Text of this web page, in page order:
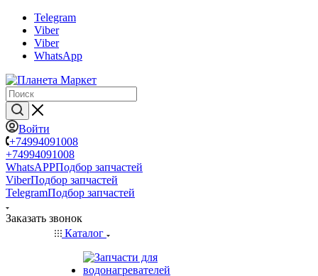
Telegram
Viber
Viber
WhatsApp
Войти
+74994091008
+74994091008
WhatsAPPПодбор запчастей
ViberПодбор запчастей
TelegramПодбор запчастей
Заказать звонок
Каталог